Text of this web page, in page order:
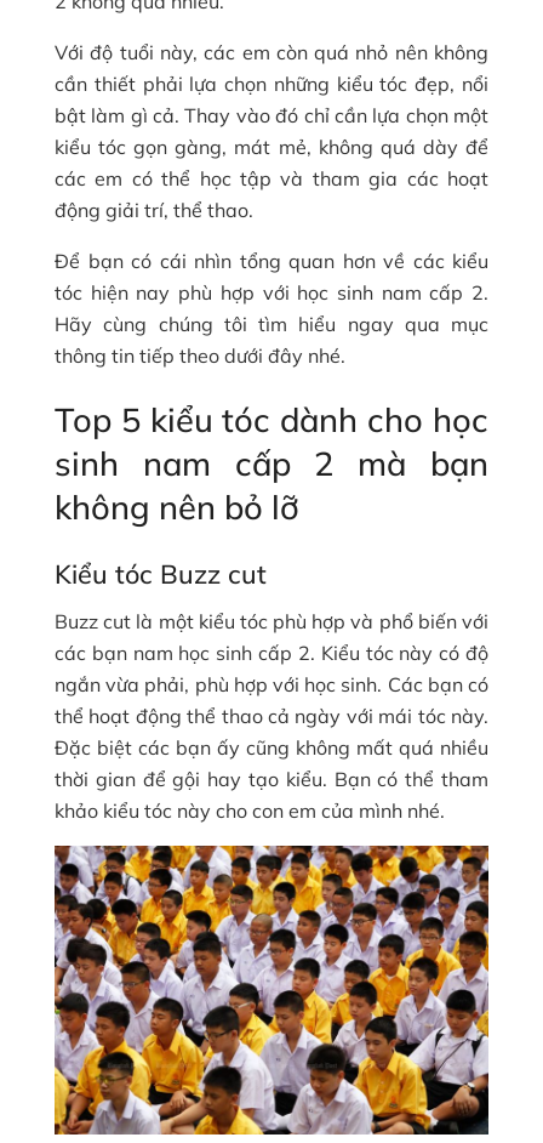
Với độ tuổi này, các em còn quá nhỏ nên không
cần thiết phải lựa chọn những kiểu tóc đẹp, nổi
bật làm gì cả. Thay vào đó chỉ cần lựa chọn một
kiểu tóc gọn gàng, mát mẻ, không quá dày để
các em có thể học tập và tham gia các hoạt
động giải trí, thể thao.
Để bạn có cái nhìn tổng quan hơn về các kiểu
tóc hiện nay phù hợp với học sinh nam cấp 2.
Hãy cùng chúng tôi tìm hiểu ngay qua mục
thông tin tiếp theo dưới đây nhé.
Top 5 kiểu tóc dành cho học
sinh nam cấp 2 mà bạn
không nên bỏ lỡ
Kiểu tóc Buzz cut
Buzz cut là một kiểu tóc phù hợp và phổ biến với
các bạn nam học sinh cấp 2. Kiểu tóc này có độ
ngắn vừa phải, phù hợp với học sinh. Các bạn có
thể hoạt động thể thao cả ngày với mái tóc này.
Đặc biệt các bạn ấy cũng không mất quá nhiều
thời gian để gội hay tạo kiểu. Bạn có thể tham
khảo kiểu tóc này cho con em của mình nhé.